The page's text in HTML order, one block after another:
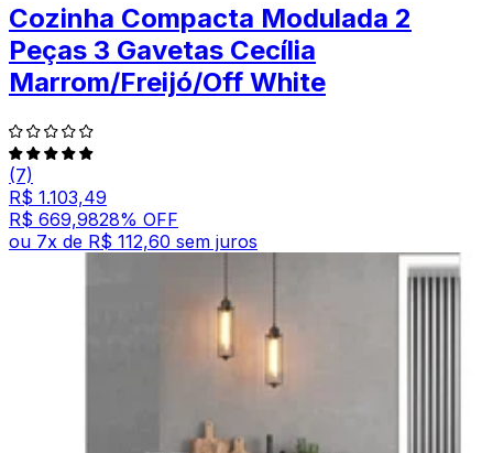
Cozinha Compacta Modulada 2
Peças 3 Gavetas Cecília
Marrom/Freijó/Off White
(7)
R$ 1.103,49
R$ 669,9828% OFF
ou 7x de R$ 112,60 sem juros